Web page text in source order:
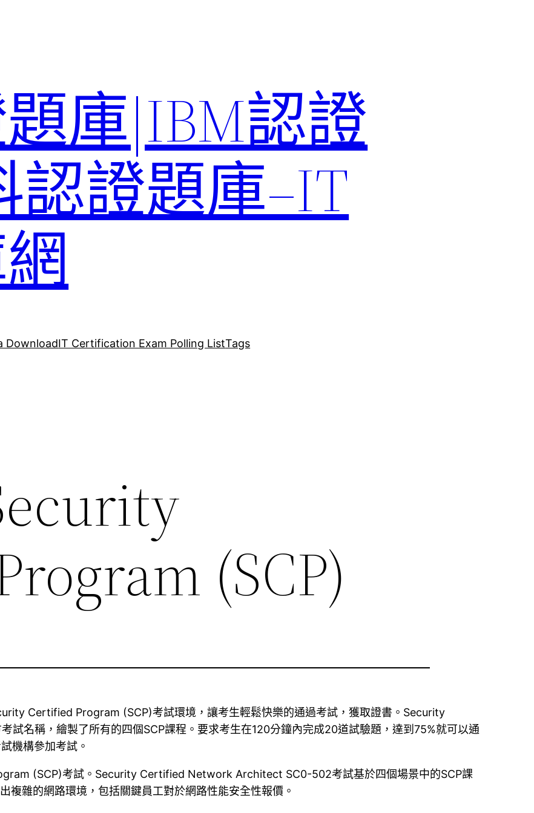
庫|IBM認證
證題庫–IT
DownloadIT Certification Exam Polling ListTags
(SCP)
Certified Program (SCP)考試環境，讓考生輕鬆快樂的通過考試，獲取證書。Security
試名稱，繪製了所有的四個SCP課程。要求考生在120分鐘內完成20道試驗題，達到75%就可以通
機構參加考試。
(SCP)考試。Security Certified Network Architect SC0-502考試基於四個場景中的SCP課
複雜的網路環境，包括關鍵員工對於網路性能安全性報價。